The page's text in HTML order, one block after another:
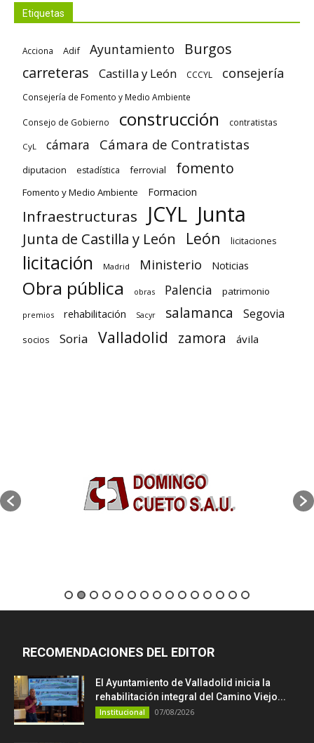
Etiquetas
Acciona Adif Ayuntamiento
Burgos
carreteras
Castilla y León CCCYL consejería
Consejería de Fomento y Medio Ambiente
Consejo de Gobierno construcción contratistas
CyL cámara Cámara de Contratistas
diputacion estadística ferrovial fomento
Fomento y Medio Ambiente Formacion
Infraestructuras JCYL Junta
Junta de Castilla y León León licitaciones
licitación Madrid Ministerio Noticias
Obra pública obras Palencia patrimonio
premios rehabilitación Sacyr salamanca Segovia
socios Soria Valladolid zamora ávila
RECOMENDACIONES DEL EDITOR
El Ayuntamiento de Valladolid inicia la
rehabilitación integral del Camino Viejo...
Institucional 07/08/2026